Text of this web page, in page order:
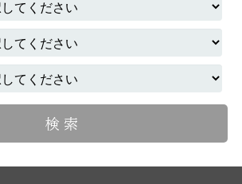
においてお預かりしました書類は返却
出はあくまで任意ですが、情報をご提出
供するサービスがご利用いただけませ
等を求める場合、また、相談、苦情につ